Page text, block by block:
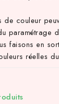
de couleur
paramétrage
faisons en
réelles